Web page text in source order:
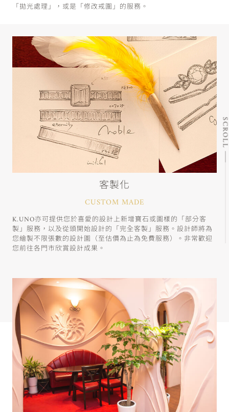
「拋光處理」，或是「修改戒圍」的服務。
客製化
CUSTOM MADE
K.UNO亦可提供您於喜愛的設計上新增寶石或圖樣的「部分客
製」服務，以及從頭開始設計的「完全客製」服務。設計師將為
您繪製不限張數的設計圖（至估價為止為免費服務）。非常歡迎
您前往各門市欣賞設計成果。